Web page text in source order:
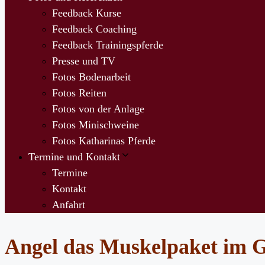
Feedback Kurse
Feedback Coaching
Feedback Trainingspferde
Presse und TV
Fotos Bodenarbeit
Fotos Reiten
Fotos von der Anlage
Fotos Minischweine
Fotos Katharinas Pferde
Termine und Kontakt
Termine
Kontakt
Anfahrt
Angel das Muskelpaket im